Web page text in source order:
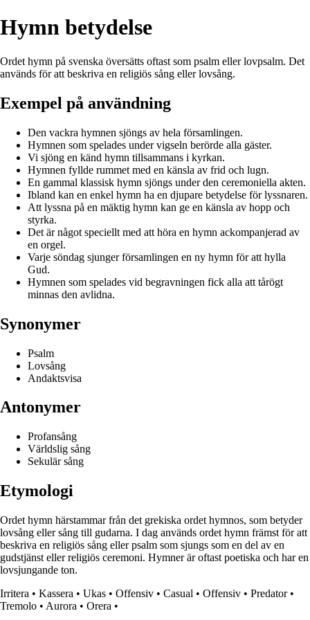
Hymn betydelse
Ordet hymn på svenska översätts oftast som psalm eller lovpsalm. Det
används för att beskriva en religiös sång eller lovsång.
Exempel på användning
Den vackra hymnen sjöngs av hela församlingen.
Hymnen som spelades under vigseln berörde alla gäster.
Vi sjöng en känd hymn tillsammans i kyrkan.
Hymnen fyllde rummet med en känsla av frid och lugn.
En gammal klassisk hymn sjöngs under den ceremoniella akten.
Ibland kan en enkel hymn ha en djupare betydelse för lyssnaren.
Att lyssna på en mäktig hymn kan ge en känsla av hopp och
styrka.
Det är något speciellt med att höra en hymn ackompanjerad av
en orgel.
Varje söndag sjunger församlingen en ny hymn för att hylla
Gud.
Hymnen som spelades vid begravningen fick alla att tårögt
minnas den avlidna.
Synonymer
Psalm
Lovsång
Andaktsvisa
Antonymer
Profansång
Världslig sång
Sekulär sång
Etymologi
Ordet hymn härstammar från det grekiska ordet hymnos, som betyder
lovsång eller sång till gudarna. I dag används ordet hymn främst för att
beskriva en religiös sång eller psalm som sjungs som en del av en
gudstjänst eller religiös ceremoni. Hymner är oftast poetiska och har en
lovsjungande ton.
Irritera • Kassera • Ukas • Offensiv • Casual • Offensiv • Predator•
Tremolo • Aurora • Orera •